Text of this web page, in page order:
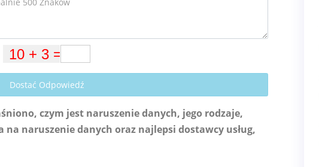
Dostać Odpowiedź
czym jest naruszenie danych, jego rodzaje,
naruszenie danych oraz najlepsi dostawcy usług,